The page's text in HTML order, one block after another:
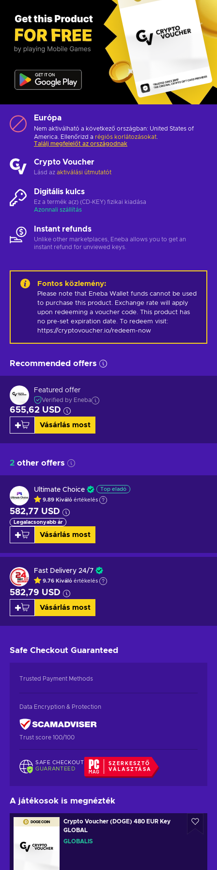
Európa
Nem aktiválható a következő országban: United States of
America. Ellenőrizd a régiós korlátozásokat
Találj megfelelőt az országodnak
Crypto Voucher
Lásd az aktiválási útmutatót
Digitális kulcs
Ez a termék a(z) (CD-KEY) fizikai kiadása
Azonnali szállítás
Instant refunds
Unlike other marketplaces, Eneba allows you to get an
instant refund for unviewed keys.
Fontos közlemény:
Please note that Eneba Wallet funds cannot be used
to purchase this product. Exchange rate will apply
upon redeeming a voucher code. This product has
no pre-set expiration date. To redeem visit:
https://cryptovoucher.io/redeem-now
Recommended offers
Featured offer
Verified by Eneba
655,62 USD
Vásárlás most
2 other offers
Ultimate Choice Top eladó
9.89 Kiváló értékelés
582,77 USD
Legalacsonyabb ár
Vásárlás most
Fast Delivery 24/7
9.76 Kiváló értékelés
582,79 USD
Vásárlás most
Safe Checkout Guaranteed
Trusted Payment Methods
Data Encryption & Protection
Trust score 100/100
SAFE CHECKOUT
GUARANTEED
SZERKESZTŐ
VÁLASZTÁSA
A játékosok is megnézték
Crypto Voucher (DOGE) 480 EUR Key
GLOBAL
GLOBÁLIS